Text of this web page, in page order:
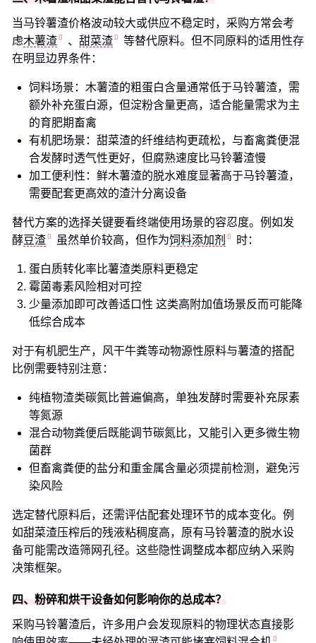
当马铃薯渣价格波动较大或供应不稳定时，采购方常会考
虑木薯渣 、 甜菜渣
等替代原料。但不同原料的适用性存
在明显边界条件：
饲料场景：木薯渣的粗蛋白含量通常低于马铃薯渣，需
额外补充蛋白源，但淀粉含量更高，适合能量需求为主
的育肥期畜禽
有机肥场景：甜菜渣的纤维结构更疏松，与畜禽粪便混
合发酵时透气性更好，但腐熟速度比马铃薯渣慢
加工便利性：鲜木薯渣的脱水难度显著高于马铃薯渣，
需要配套更高效的渣汁分离设备
替代方案的选择关键要看终端使用场景的容忍度。例如发
酵豆渣 虽然单价较高，但作为饲料添加剂 时：
蛋白质转化率比薯渣类原料更稳定
霉菌毒素风险相对可控
少量添加即可改善适口性 这类高附加值场景反而可能降
低综合成本
对于有机肥生产，风干牛粪等动物源性原料与薯渣的搭配
比例需要特别注意：
纯植物渣类碳氮比普遍偏高，单独发酵时需要补充尿素
等氮源
混合动物粪便后既能调节碳氮比，又能引入更多微生物
菌群
但畜禽粪便的盐分和重金属含量必须提前检测，避免污
染风险
选定替代原料后，还需评估配套处理环节的成本变化。例
如甜菜渣压榨后的残液粘稠度高，原有马铃薯渣的脱水设
备可能需改造筛网孔径。这些隐性调整成本都应纳入采购
决策框架。
四、粉碎和烘干设备如何影响你的总成本？
采购马铃薯渣后，许多用户会发现原料的物理状态直接影